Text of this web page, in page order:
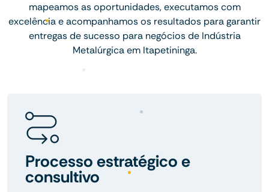
mapeamos as oportunidades, executamos com
excelência e acompanhamos os resultados para garantir
entregas de sucesso para negócios de Indústria
Metalúrgica em Itapetininga.
Processo estratégico e
consultivo